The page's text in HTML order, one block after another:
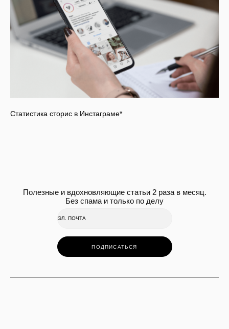
Статистика сторис в Инстаграме*
Полезные и вдохновляющие статьи 2 раза в месяц.
Без спама и только по делу
ПОДПИСАТЬСЯ